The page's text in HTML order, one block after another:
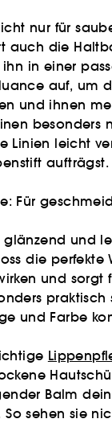
nur für
auch die
ihn in einer
auf, um
und ihnen
besonders
Linien leicht
aufträgst.
Für
glänzend und
die perfekte
und sorgt
und Farbe
Balm
sehen sie